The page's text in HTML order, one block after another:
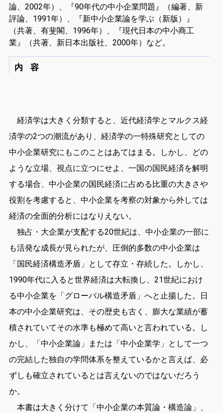
論、2002年）、『90年代の中小企業問題』（編著、新
評論、1991年）、『新中小企業論を学ぶ（新版）』
（共著、有斐閣、1996年）、『現代日本の中小商工
業』（共著、新日本出版社、2000年）など。
内 容
経済学は大きく分類すると、近代経済学とマルクス経
済学の2つの潮流があり、経済学の一特殊研究としての
中小企業研究にもこのことはあてはまる。しかし、どの
ような立場、視点に立つにせよ、一国の国民経済を解明
する場合、中小企業の国民経済に占める比重の大きさや
役割を考慮すると、中小企業を考察の対象から外しては
経済の全面的分析にはなりえない。
独占・大企業が支配する20世紀は、中小企業の一部に
も活発な成長が見られたが、圧倒的多数の中小企業は
「国民経済構造矛盾」として存立・存続した。しかし、
1990年代に入ると世界経済は大転換し、21世紀におけ
る中小企業を「グローバル構造矛盾」へと止揚した。日
本の中小企業研究は、その歴史も古く、膨大な業績が蓄
積されていてその水準も極めて高いと言われている。し
かし、「中小企業論」または「中小企業学」として一つ
の完結した独自の学問体系を整えているかと言えば、必
ずしも確立されているとは言えないのではないだろう
か。
本書は大きく分けて「中小企業の本質論・構造論」、